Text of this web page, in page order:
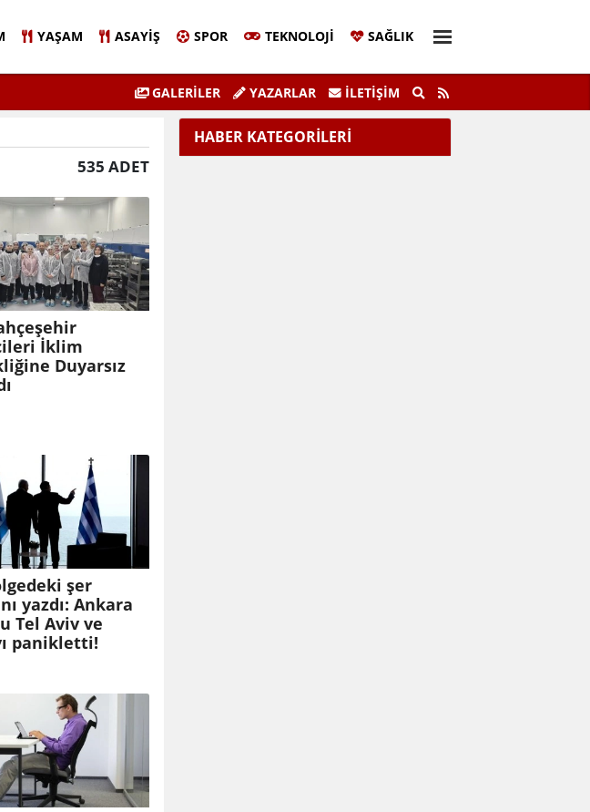
YAŞAM ASAYIŞ SPOR TEKNOLOJI SAĞLIK
Elazığ'da Sivil Katılım Zirvesi Gerçekleştirildi.
GALERİLER YAZARLAR İLETIŞIM
535 ADET
İklim
Duyarsız
şer
yazdı: Ankara
Tel Aviv ve
panikletti!
HABER KATEGORİLERİ